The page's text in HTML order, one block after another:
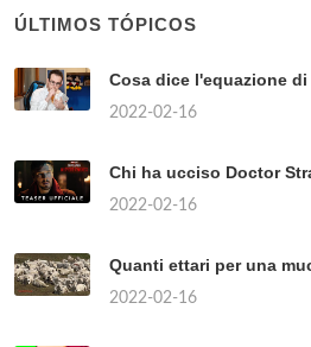
ÚLTIMOS TÓPICOS
Cosa dice l'equazione di
2022-02-16
Chi ha ucciso Doctor
2022-02-16
Quanti ettari per una
2022-02-16